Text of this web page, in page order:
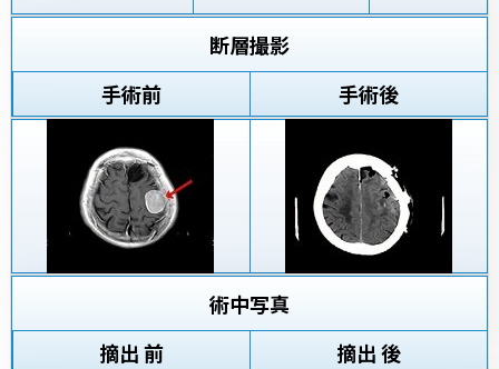
断層撮影
手術前
手術後
術中写真
摘出 前
摘出 後